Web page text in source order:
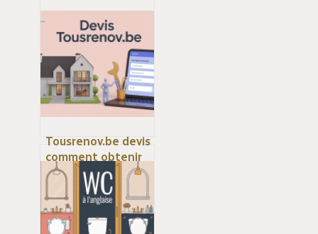
Tousrenov.be devis
comment obtenir
une estimation
fiable et rapide